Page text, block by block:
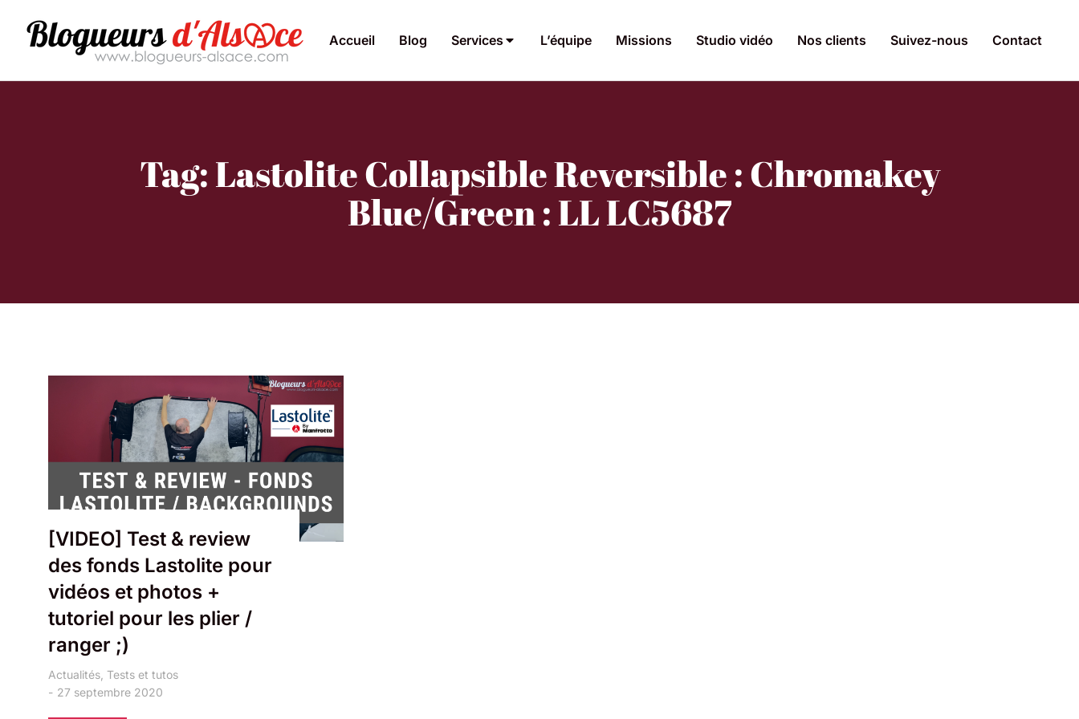
Accueil Blog Services L’équipe Missions Studio vidéo Nos clients Suivez-nous Contact
Tag: Lastolite Collapsible Reversible : Chromakey
Blue/Green : LL LC5687
[VIDEO] Test & review
des fonds Lastolite pour
vidéos et photos +
tutoriel pour les plier /
ranger ;)
Actualités Tests et tutos
27 septembre 2020